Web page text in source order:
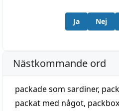
Ja Nej
Nästkommande ord
packade som sardiner,
packat med något, packbox